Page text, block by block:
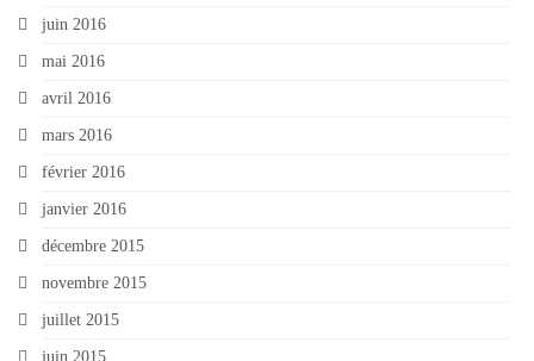
juin 2016
mai 2016
avril 2016
mars 2016
février 2016
janvier 2016
décembre 2015
novembre 2015
juillet 2015
juin 2015